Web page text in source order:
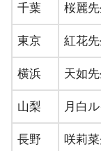
大阪
・
・
兵庫
・
・三
千葉 桜麗
東京 紅花
横浜 天如
山梨 月白
長野 咲莉